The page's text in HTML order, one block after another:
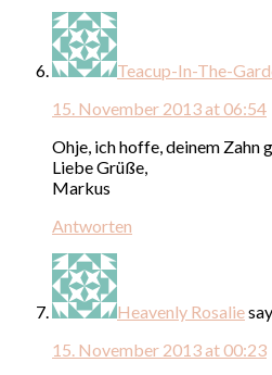
Teacup-In-The-
15. November 2013 at 06:54
Ohje, ich hoffe, deinem Zahn
Liebe Grüße,
Markus
Antworten
Heavenly Rosalie
15. November 2013 at 00:23